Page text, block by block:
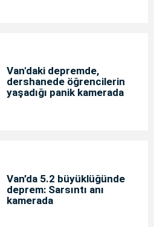
Van'daki depremde,
dershanede öğrencilerin
yaşadığı panik kamerada
Van’da 5.2 büyüklüğünde
deprem: Sarsıntı anı
kamerada